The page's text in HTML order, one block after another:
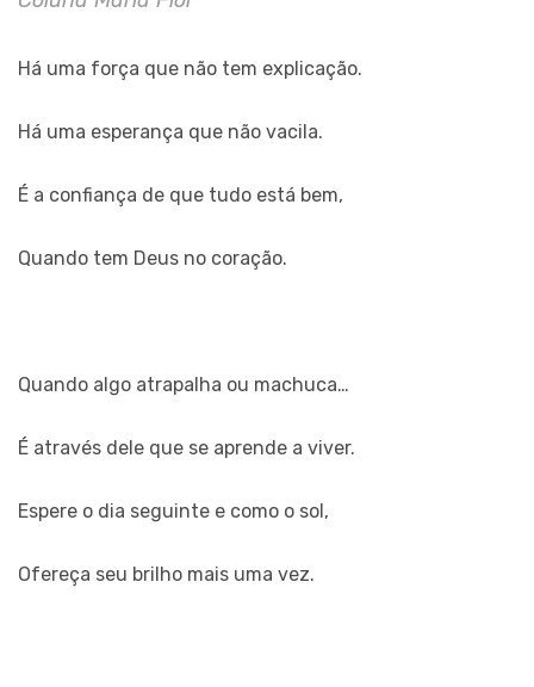
Há uma força que não tem explicação.
Há uma esperança que não vacila.
É a confiança de que tudo está bem,
Quando tem Deus no coração.
Quando algo atrapalha ou machuca…
É através dele que se aprende a viver.
Espere o dia seguinte e como o sol,
Ofereça seu brilho mais uma vez.